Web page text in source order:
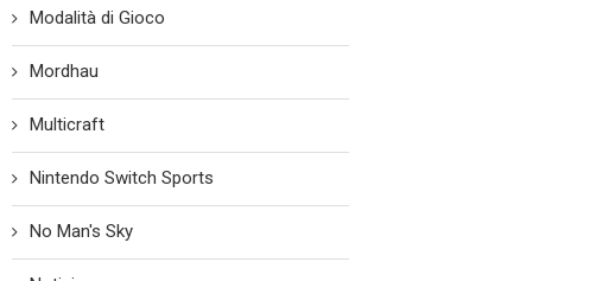
Modalità di Gioco
Mordhau
Multicraft
Nintendo Switch Sports
No Man's Sky